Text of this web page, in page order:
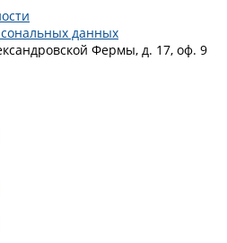
данных
Фермы, д. 17, оф. 9